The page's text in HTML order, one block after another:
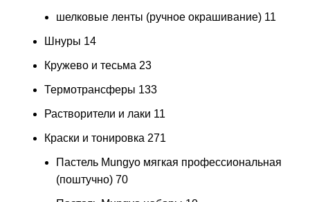
шелковые ленты (ручное окрашивание) 11
Шнуры 14
Кружево и тесьма 23
Термотрансферы 133
Растворители и лаки 11
Краски и тонировка 271
Пастель Mungyo мягкая профессиональная
(поштучно) 70